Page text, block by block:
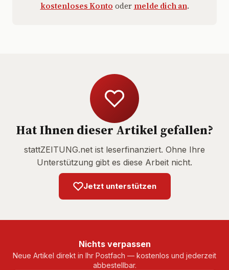
kostenloses Konto oder melde dich an.
Hat Ihnen dieser Artikel gefallen?
stattZEITUNG.net ist leserfinanziert. Ohne Ihre
Unterstützung gibt es diese Arbeit nicht.
Jetzt unterstützen
Nichts verpassen
Neue Artikel direkt in Ihr Postfach — kostenlos und jederzeit
abbestellbar.